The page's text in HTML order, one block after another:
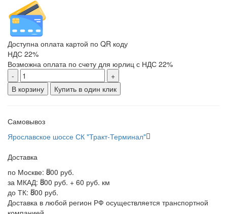
Доступна оплата картой по QR коду
НДС 22%
Возможна оплата по счету для юрлиц с НДС 22%
-
+
В корзину
Купить в один клик
Самовывоз
Ярославское шоссе СК "Тракт-Терминал"
Доставка
по Москве: 800 руб.
за МКАД: 800 руб. + 60 руб. км
до ТК: 800 руб.
Доставка в любой регион РФ осуществляется транспортной